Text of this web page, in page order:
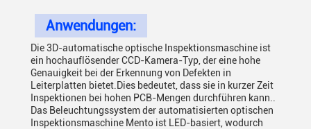
Anwendungen:
Die 3D-automatische optische Inspektionsmaschine ist
ein hochauflösender CCD-Kamera-Typ, der eine hohe
Genauigkeit bei der Erkennung von Defekten in
Leiterplatten bietet.Dies bedeutet, dass sie in kurzer Zeit
Inspektionen bei hohen PCB-Mengen durchführen kann..
Das Beleuchtungssystem der automatisierten optischen
Inspektionsmaschine Mento ist LED-basiert, wodurch